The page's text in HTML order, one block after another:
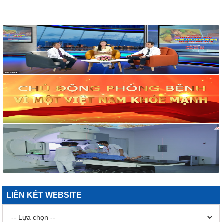
thông phòng, chống tác hại thuốc lá
258/TM-VHXH
Thư mời Báo giá dịch vụ giải khát cho hoạt động truyền thông
và tập huấn phòng, chống tác hại của thuốc lá
2169/VHXH
V/v mời báo giá thuê âm thanh, ánh sáng, loa và micro tuyên
truyền hoạt động mít tinh Hưởng ứng Tuần lễ Quốc gia không
khói thuốc lá năm 2026
2182/VHXH
V/v mời báo giá dịch vụ In ấn tổ chức mít tinh Hưởng ứng
Tuần lễ Quốc gia không khói thuốc lá năm 2026
117/2025/QH15
Luật Bảo vệ bí mật nhà nước
Nghị định Quy định chi tiết một số điều và biện pháp thi hành
Luật bảo vệ bí mật nhà nước
CÔNG BÁO/Số 1097 + 1098
LIÊN KẾT WEBSITE